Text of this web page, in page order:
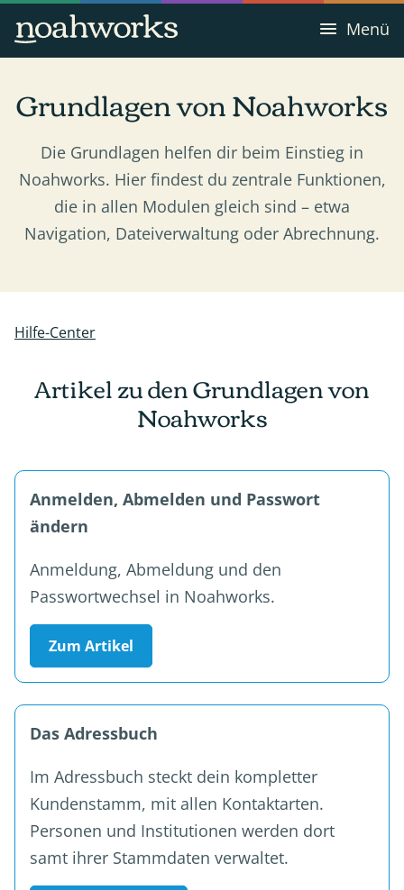
Menü
Grundlagen von Noahworks
Die Grundlagen helfen dir beim Einstieg in
Noahworks. Hier findest du zentrale Funktionen,
die in allen Modulen gleich sind – etwa
Navigation, Dateiverwaltung oder Abrechnung.
Hilfe-Center
Artikel zu den Grundlagen von
Noahworks
Anmelden, Abmelden und Passwort
ändern
Anmeldung, Abmeldung und den
Passwortwechsel in Noahworks.
Zum Artikel
Das Adressbuch
Im Adressbuch steckt dein kompletter
Kundenstamm, mit allen Kontaktarten.
Personen und Institutionen werden dort
samt ihrer Stammdaten verwaltet.